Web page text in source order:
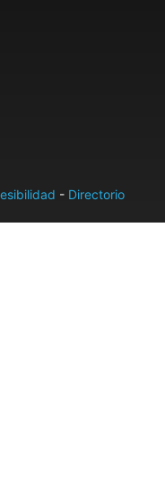
- Directorio